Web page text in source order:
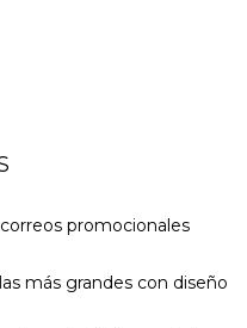
promocionales
más grandes con diseño